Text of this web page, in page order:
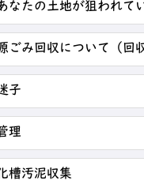
なたの土地が狙われて
ごみ回収について（回
子
理
槽汚泥収集